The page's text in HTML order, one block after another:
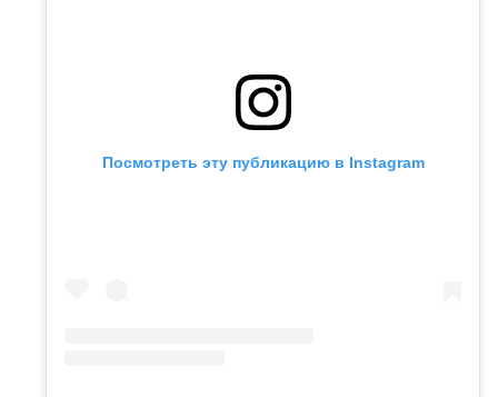
Посмотреть эту публикацию в Instagram